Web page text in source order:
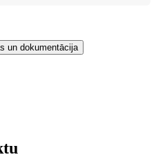
un dokumentācija